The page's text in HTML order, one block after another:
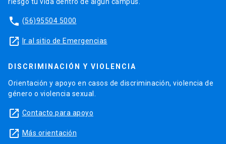
riesgo tu vida dentro de algún campus.
phone (56)95504 5000
launch Ir al sitio de Emergencias
DISCRIMINACIÓN Y VIOLENCIA
Orientación y apoyo en casos de discriminación, violencia de
género o violencia sexual.
launch Contacto para apoyo
launch Más orientación